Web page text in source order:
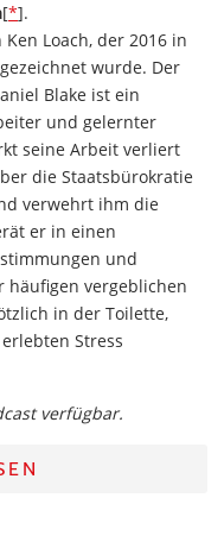
[*].
Loach, der 2016 in
wurde. Der
Blake ist ein
und gelernter
seine Arbeit verliert
die Staatsbürokratie
verwehrt ihm die
er in einen
und
häufigen vergeblichen
in der Toilette,
Stress
verfügbar.